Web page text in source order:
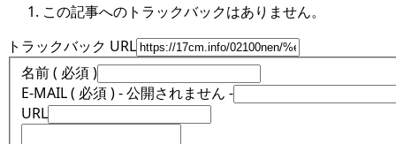
この記事へのトラックバックはありません。
トラックバック URL
名前 ( 必須 )
E-MAIL ( 必須 ) - 公開されません -
URL